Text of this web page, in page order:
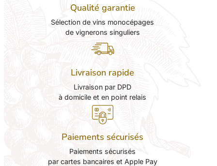
Qualité garantie
Sélection de vins monocépages
de vignerons singuliers
Livraison rapide
Livraison par DPD
à domicile et en point relais
Paiements sécurisés
Paiements sécurisés
par cartes bancaires et Apple Pay